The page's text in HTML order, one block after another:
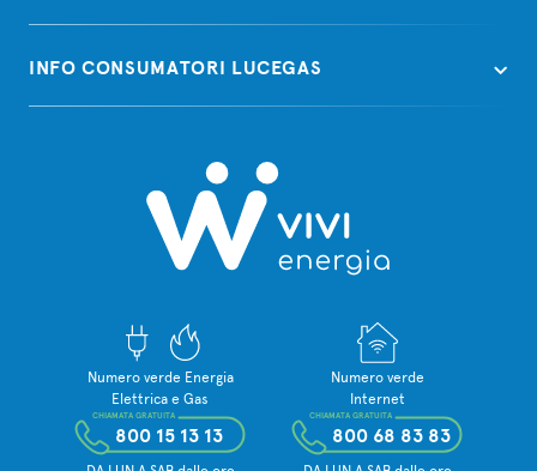
INFO CONSUMATORI LUCEGAS
Numero verde Energia
Elettrica e Gas
800 15 13 13
CHIAMATA GRATUITA
Numero verde
Internet
800 68 83 83
CHIAMATA GRATUITA